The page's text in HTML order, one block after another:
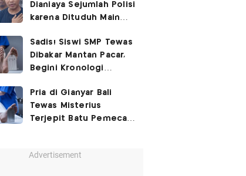
Dianiaya Sejumlah Polisi
karena Dituduh Main
Sadis! Siswi SMP Tewas
Dibakar Mantan Pacar,
Begini Kronologi
Pria di Gianyar Bali
Tewas Misterius
Terjepit Batu Pemecah
Advertisement